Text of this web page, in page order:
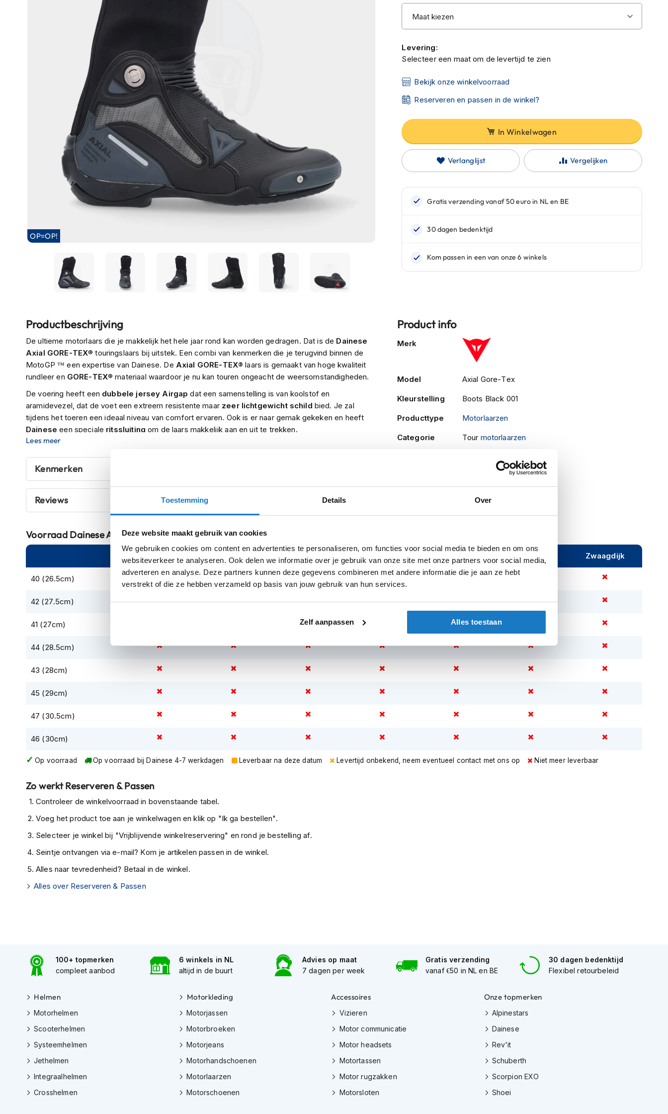
Toestemming Details Over
Deze website maakt gebruik van cookies
We gebruiken cookies om content en advertenties te personaliseren, om functies voor social media te bieden en om ons
websiteverkeer te analyseren. Ook delen we informatie over je gebruik van onze site met onze partners voor social media,
adverteren en analyse. Deze partners kunnen deze gegevens combineren met andere informatie die je aan ze hebt
verstrekt of die ze hebben verzameld op basis van jouw gebruik van hun services.
Zelf aanpassen Alles toestaan
motorhelmen
motorhelmen
Boxer
helmen
Heren
Dames
scooterhelmen
Kinder
scooterhelmen
Systeemhelmen
Jethelmen
Integraalhelmen
Crosshelmen
Fietshelmen
Helm
accessoires
Vizieren
Pinlocks
Tear-
Crossbrillen
houder
kapstok
Motorkleding
Heren
motorjassen
motorjassen
Waterdichte
motorjassen
Leren
motorjassen
Gore-
motorbroeken
Dames
Doorwaai
motorbroeken
Waterdichte
motorbroeken
Leren
Textiel
OP=OP!
naar
begin
van
de
afbeeldingen-
gallerij
Levering:
Selecteer een maat om de levertijd te zien
Bekijk onze winkelvoorraad
Reserveren en passen in de winkel?
In Winkelwagen
Verlanglijst Vergelijken
Productbeschrijving
De ultieme motorlaars die je makkelijk het hele jaar rond kan worden gedragen. Dat is de Dainese
Axial GORE-TEX® touringslaars bij uitstek. Een combi van kenmerken die je terugvind binnen de
MotoGP ™ een expertise van Dainese. De Axial GORE-TEX® laars is gemaakt van hoge kwaliteit
rundleer en GORE-TEX® materiaal waardoor je nu kan touren ongeacht de weersomstandigheden.
De voering heeft een dubbele jersey Airgap dat een samenstelling is van koolstof en
aramidevezel, dat de voet een extreem resistente maar zeer lichtgewicht schild bied. Je zal
tijdens het toeren een ideaal niveau van comfort ervaren. Ook is er naar gemak gekeken en heeft
Dainese een speciale ritssluiting om de laars makkelijk aan en uit te trekken.
Lees meer
Product info
Meer
Merk
Model Axial Gore-Tex
Kleurstelling Boots Black 001
Producttype Motorlaarzen
Categorie Tour motorlaarzen
Kenmerken
Reviews
Voorraad Dainese Axial Gore-Tex Boots Black 001
Online Amsterdam Apeldoorn Nijeveen Rijen Zwaagdijk
40 (26.5cm)
42 (27.5cm)
41 (27cm)
44 (28.5cm)
43 (28cm)
45 (29cm)
47 (30.5cm)
46 (30cm)
Op voorraad Op voorraad bij Dainese 4-7 werkdagen Leverbaar na deze datum Levertijd onbekend, neem eventueel contact met ons op Niet meer leverbaar
Zo werkt Reserveren & Passen
Controleer de winkelvoorraad in bovenstaande tabel.
Voeg het product toe aan je winkelwagen en klik op "Ik ga bestellen".
Selecteer je winkel bij "Vrijblijvende winkelreservering" en rond je bestelling af.
Seintje ontvangen via e-mail? Kom je artikelen passen in de winkel.
Alles naar tevredenheid? Betaal in de winkel.
Alles over Reserveren & Passen
100+ topmerken
compleet aanbod
6 winkels in NL
altijd in de buurt
Advies op maat
7 dagen per week
Gratis verzending
vanaf €50 in NL en BE
30 dagen bedenktijd
Flexibel retourbeleid
Helmen
Motorhelmen
Scooterhelmen
Systeemhelmen
Jethelmen
Integraalhelmen
Crosshelmen
Motorkleding
Motorjassen
Motorbroeken
Motorjeans
Motorhandschoenen
Motorlaarzen
Motorschoenen
Accessoires
Vizieren
Motor communicatie
Motor headsets
Motortassen
Motor rugzakken
Motorsloten
Onze topmerken
Alpinestars
Dainese
Rev'it
Schuberth
Scorpion EXO
Shoei